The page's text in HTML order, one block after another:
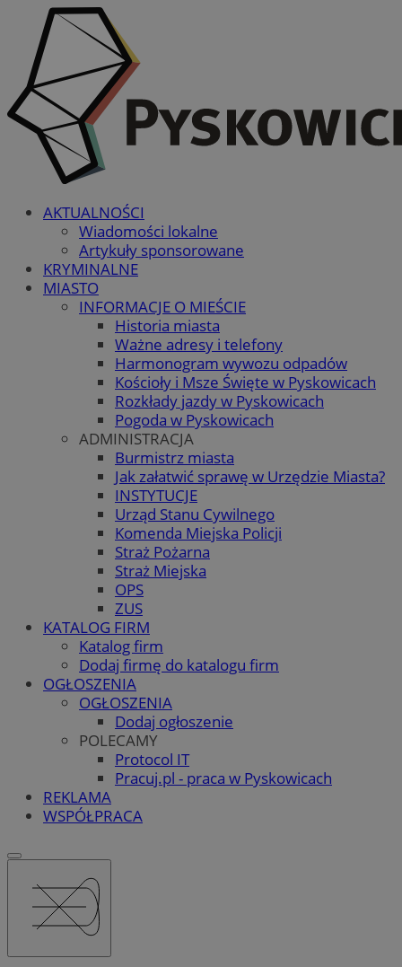
AKTUALNOŚCI
Wiadomości lokalne
Artykuły sponsorowane
KRYMINALNE
MIASTO
INFORMACJE O MIEŚCIE
Historia miasta
Ważne adresy i telefony
Harmonogram wywozu odpadów
Kościoły i Msze Święte w Pyskowicach
Rozkłady jazdy w Pyskowicach
Pogoda w Pyskowicach
ADMINISTRACJA
Burmistrz miasta
Jak załatwić sprawę w Urzędzie Miasta?
INSTYTUCJE
Urząd Stanu Cywilnego
Komenda Miejska Policji
Straż Pożarna
Straż Miejska
OPS
ZUS
KATALOG FIRM
Katalog firm
Dodaj firmę do katalogu firm
OGŁOSZENIA
OGŁOSZENIA
Dodaj ogłoszenie
POLECAMY
Protocol IT
Pracuj.pl - praca w Pyskowicach
REKLAMA
WSPÓŁPRACA